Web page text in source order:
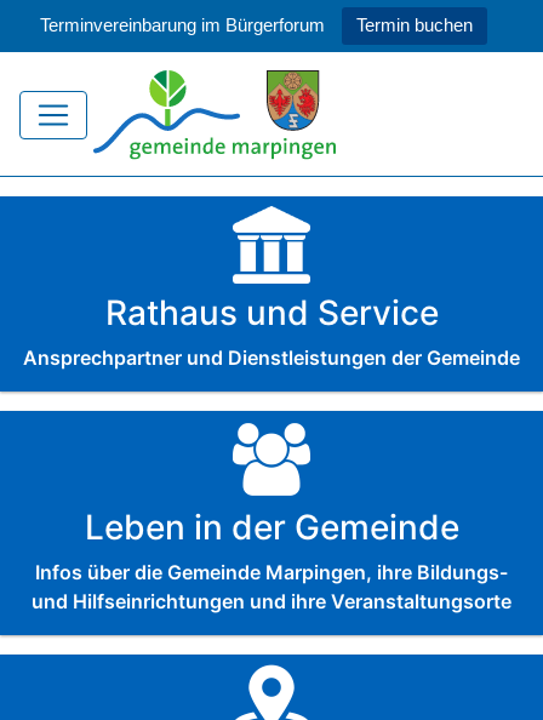
Terminvereinbarung im Bürgerforum Termin buchen
Rathaus und Service
Ansprechpartner und Dienstleistungen der Gemeinde
Leben in der Gemeinde
Infos über die Gemeinde Marpingen, ihre Bildungs-
und Hilfseinrichtungen und ihre Veranstaltungsorte